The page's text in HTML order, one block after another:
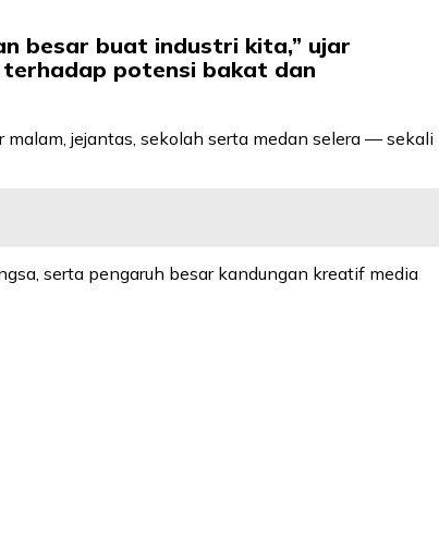
besar buat industri kita,” ujar
terhadap potensi bakat dan
jejantas, sekolah serta medan selera — sekali
serta pengaruh besar kandungan kreatif media